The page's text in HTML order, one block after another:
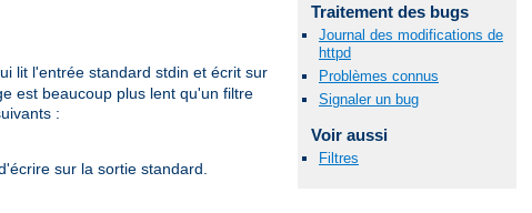
lit l'entrée standard stdin et écrit sur
est beaucoup plus lent qu'un filtre
:
sur la sortie standard.
Traitement des bugs
Journal des modifications de
httpd
Problèmes connus
Signaler un bug
Voir aussi
Filtres